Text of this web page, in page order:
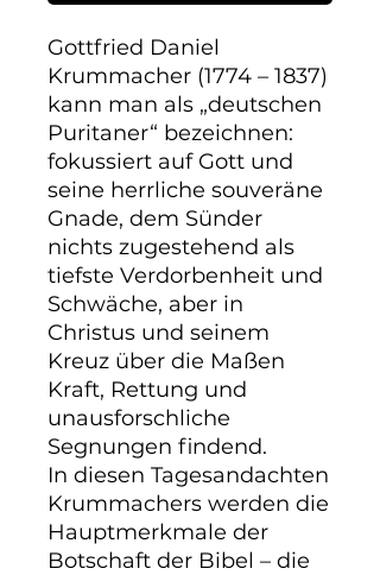
Gottfried Daniel
Krummacher (1774 – 1837)
kann man als „deutschen
Puritaner“ bezeichnen:
fokussiert auf Gott und
seine herrliche souveräne
Gnade, dem Sünder
nichts zugestehend als
tiefste Verdorbenheit und
Schwäche, aber in
Christus und seinem
Kreuz über die Maßen
Kraft, Rettung und
unausforschliche
Segnungen findend.
In diesen Tagesandachten
Krummachers werden die
Hauptmerkmale der
Botschaft der Bibel – die